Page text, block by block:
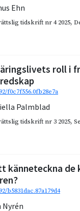
Ehn
tidskrift nr 4 2025,
roll i
f0c7f556.0fb28e7a
Palmblad
tidskrift nr 3 2025,
känneteckna de
b5831dac.87a179d4
Nyrén